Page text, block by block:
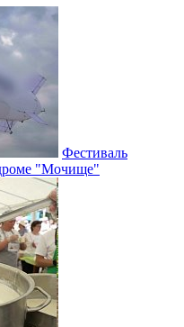
Фестиваль
"Мочище"